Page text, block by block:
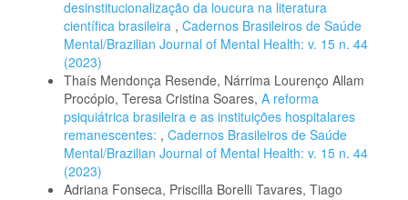
desinstitucionalização da loucura na literatura
científica brasileira , Cadernos Brasileiros de Saúde
Mental/Brazilian Journal of Mental Health: v. 15 n. 44
(2023)
Thaís Mendonça Resende, Nárrima Lourenço Allam
Procópio, Teresa Cristina Soares, A reforma
psiquiátrica brasileira e as instituições hospitalares
remanescentes: , Cadernos Brasileiros de Saúde
Mental/Brazilian Journal of Mental Health: v. 15 n. 44
(2023)
Adriana Fonseca, Priscilla Borelli Tavares, Tiago